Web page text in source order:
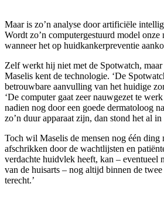
Maar is zo’n analyse door artificiële
Wordt zo’n computergestuurd model
wanneer het op huidkankerpreventie
Zelf werkt hij niet met de Spotwatch,
Maselis kent de technologie. ‘De
betrouwbare aanvulling van het huidige
‘De computer gaat zeer nauwgezet te
nadien nog door een goede dermatoloog
zo’n duur apparaat zijn, dan stond het al
Toch wil Maselis de mensen nog één ding
afschrikken door de wachtlijsten en
verdachte huidvlek heeft, kan – eventueel
van de huisarts – nog altijd binnen de
terecht.’